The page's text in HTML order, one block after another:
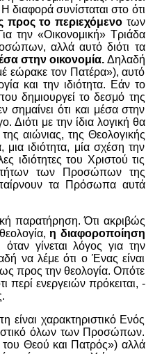
διαφορά συνίσταται στο ότι
προς το περιεχόμενοτων
την «Οικονομική» Τριάδα
αλλά αυτό διότι τα
στην οικονομία. Δηλαδή
εώρακε τον Πατέρα»), αυτό
και την ιδιότητα. Εάν το
δημιουργεί το δεσμό της
σημαίνει ότι και μέσα στην
Διότι με την ίδια λογική θα
αιώνιας, της Θεολογικής
ιδιότητα, μία σχέση την
ιδιότητες του Χριστού τις
των Προσώπων της
παίρνουν τα Πρόσωπα αυτά
παρατήρηση. Ότι ακριβώς
η διαφοροποίηση
γίνεται λόγος για την
να λέμε ότι ο Ένας είναι
προς την θεολογία. Οπότε
περί ενεργειών πρόκειται, -
χαρακτηριστικό Ενός
όλων των Προσώπων.
Θεού και Πατρός») αλλά